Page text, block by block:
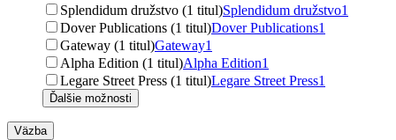
Splendidum družstvo (1 titul)Splendidum družstvo1
Dover Publications (1 titul)Dover Publications1
Gateway (1 titul)Gateway1
Alpha Edition (1 titul)Alpha Edition1
Legare Street Press (1 titul)Legare Street Press1
Ďalšie možnosti
Väzba